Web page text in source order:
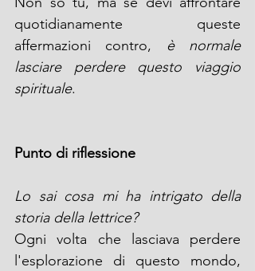
quotidianamente queste
affermazioni contro, è normale
lasciare perdere questo viaggio
spirituale.
Punto di riflessione
Lo sai cosa mi ha intrigato della
storia della lettrice?
Ogni volta che lasciava perdere
l'esplorazione di questo mondo,